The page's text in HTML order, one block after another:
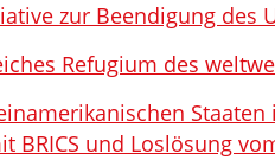
zur Beendigung des
Refugium des
BRICS und Loslösung